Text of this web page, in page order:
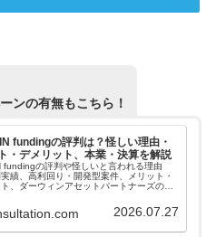
ンの有無もこちら！
fundingの評判は？怪しい理由・
・デメリット、本業・決算を解説
fundingの評判や怪しいと言われる理由
績、高利回り・開発型案件、メリット・
、ダーウィンアセットパートナーズの本
条件と本文の注意点を確認したい人向けで
2026.07.27